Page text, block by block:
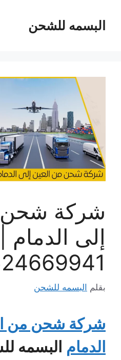
المحتوىالبسمه للشحن
شركة شحن
إلى الدمام |
بقلم البسمه للشحن
شركة شحن من
الدمام البسمه